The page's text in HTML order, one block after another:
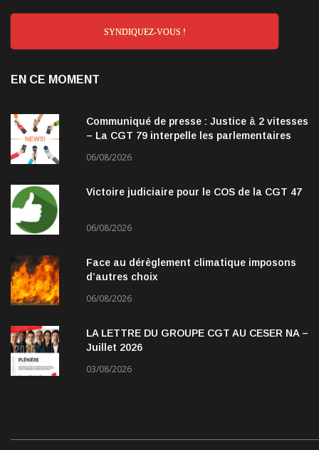
SYNDIQUEZ-VOUS !
EN CE MOMENT
Communiqué de presse : Justice à 2 vitesses
– La CGT 79 interpelle les parlementaires
06/08/2026
Victoire judiciaire pour le COS de la CGT 47
06/08/2026
Face au dérèglement climatique imposons
d’autres choix
06/08/2026
LA LETTRE DU GROUPE CGT AU CESER NA –
Juillet 2026
03/08/2026